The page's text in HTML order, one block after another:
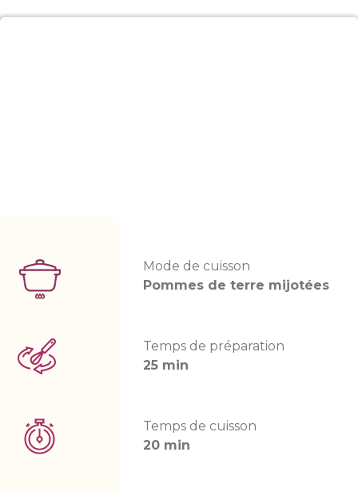
Mode de cuisson
Pommes de terre mijotées
Temps de préparation
25 min
Temps de cuisson
20 min